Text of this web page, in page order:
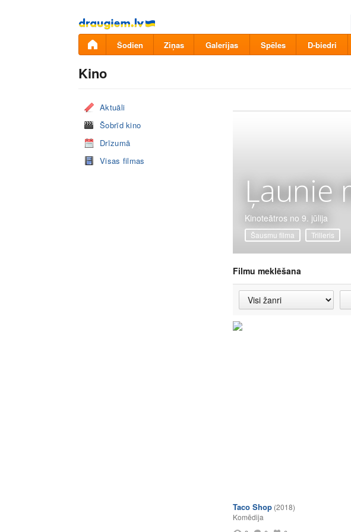
Pāriet
uz
saturu
Šodien Ziņas Galerijas Spēles D-biedri
Kino
Aktuāli
Šobrīd kino
Drīzumā
Visas filmas
Ļaunie
Kinoteātros no 9. jūlija
Šausmu filma Trilleris
Filmu meklēšana
Taco Shop (2018)
Komēdija